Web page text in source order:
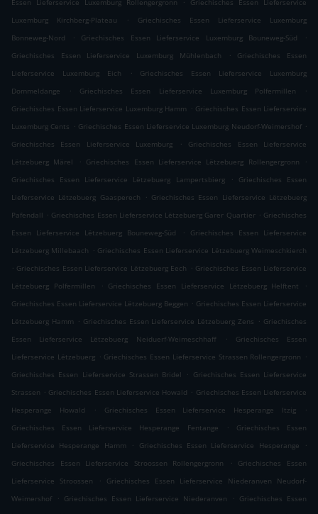
Essen Lieferservice Luxemburg Rollengergronn
Griechisches Essen Lieferservice
Luxemburg Kirchberg-Plateau
.
Griechisches Essen Lieferservice Luxemburg
Bonneweg-Nord
. Griechisches Essen Lieferservice Luxemburg Bouneweg-Süd
.
Griechisches Essen Lieferservice Luxemburg Mühlenbach
.
Griechisches Essen
Lieferservice Luxemburg Eich
.
Griechisches Essen Lieferservice Luxemburg
Dommeldange
. Griechisches Essen Lieferservice Luxemburg Polfermillen
.
Griechisches Essen Lieferservice Luxemburg Hamm . Griechisches Essen Lieferservice
Luxemburg Cents . Griechisches Essen Lieferservice Luxemburg Neudorf-Weimershof .
Griechisches Essen Lieferservice Luxemburg
.
Griechisches Essen Lieferservice
Lëtzebuerg Märel
. Griechisches Essen Lieferservice Lëtzebuerg Rollengergronn
.
Griechisches Essen Lieferservice Lëtzebuerg Lampertsbierg
.
Griechisches Essen
Lieferservice Lëtzebuerg Gaasperech
. Griechisches Essen Lieferservice Lëtzebuerg
Pafendall . Griechisches Essen Lieferservice Lëtzebuerg Garer Quartier . Griechisches
Essen Lieferservice Lëtzebuerg Bouneweg-Süd
.
Griechisches Essen Lieferservice
Lëtzebuerg Millebaach . Griechisches Essen Lieferservice Lëtzebuerg Weimeschkierch
. Griechisches Essen Lieferservice Lëtzebuerg Eech . Griechisches Essen Lieferservice
Lëtzebuerg Polfermillen
. Griechisches Essen Lieferservice Lëtzebuerg Helftent
.
Griechisches Essen Lieferservice Lëtzebuerg Beggen . Griechisches Essen Lieferservice
Lëtzebuerg Hamm . Griechisches Essen Lieferservice Lëtzebuerg Zens . Griechisches
Essen Lieferservice Lëtzebuerg Neiduerf-Weimeschhaff
.
Griechisches Essen
Lieferservice Lëtzebuerg . Griechisches Essen Lieferservice Strassen Rollengergronn .
Griechisches Essen Lieferservice Strassen Bridel
. Griechisches Essen Lieferservice
Strassen . Griechisches Essen Lieferservice Howald . Griechisches Essen Lieferservice
Hesperange Howald
. Griechisches Essen Lieferservice Hesperange Itzig
.
Griechisches Essen Lieferservice Hesperange Fentange
.
Griechisches Essen
Lieferservice Hesperange Hamm
. Griechisches Essen Lieferservice Hesperange
.
Griechisches Essen Lieferservice Stroossen Rollengergronn
.
Griechisches Essen
Lieferservice Stroossen
.
Griechisches Essen Lieferservice Niederanven Neudorf-
Weimershof
. Griechisches Essen Lieferservice Niederanven . Griechisches Essen